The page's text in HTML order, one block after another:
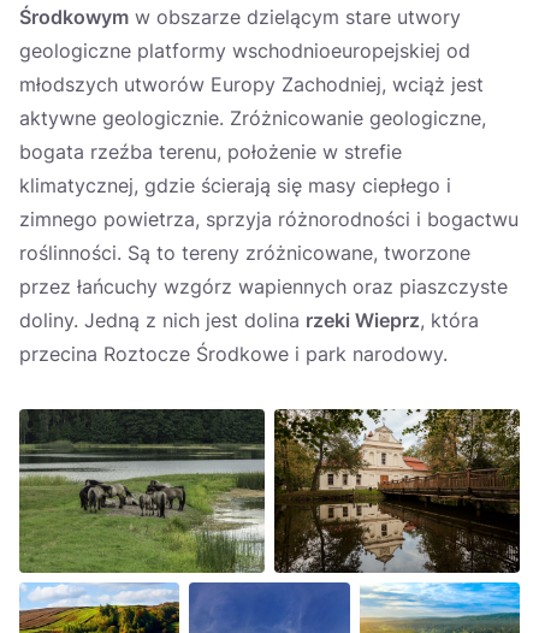
Środkowym w obszarze dzielącym stare utwory
geologiczne platformy wschodnioeuropejskiej od
młodszych utworów Europy Zachodniej, wciąż jest
aktywne geologicznie. Zróżnicowanie geologiczne,
bogata rzeźba terenu, położenie w strefie
klimatycznej, gdzie ścierają się masy ciepłego i
zimnego powietrza, sprzyja różnorodności i bogactwu
roślinności. Są to tereny zróżnicowane, tworzone
przez łańcuchy wzgórz wapiennych oraz piaszczyste
doliny. Jedną z nich jest dolina rzeki Wieprz, która
przecina Roztocze Środkowe i park narodowy.